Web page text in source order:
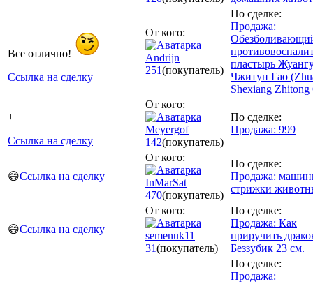
Все отлично!
Ссылка на сделку
От кого:
Andrijn
251(покупатель)
По сделке:
Продажа:
пластырь
Чжитун Гао
Shexiang Zhitong
+
Ссылка на сделку
От кого:
Meyergof
142(покупатель)
По сделке:
Продажа: 999
😄Ссылка на сделку
От кого:
InMarSat
470(покупатель)
По сделке:
Продажа:
стрижки
😄Ссылка на сделку
От кого:
semenuk11
31(покупатель)
По сделке:
Продажа: Как
приручить
Беззубик 23 см.
По сделке:
Продажа: